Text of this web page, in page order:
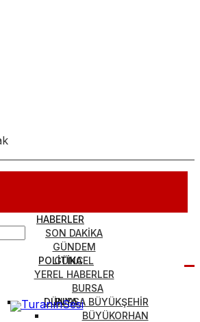
HABERLER
SON DAKİKA
GÜNDEM
GÜNCEL
YEREL HABERLER
BURSA
BURSA BÜYÜKŞEHİR
BÜYÜKORHAN
POLİTİKA
DÜNYA